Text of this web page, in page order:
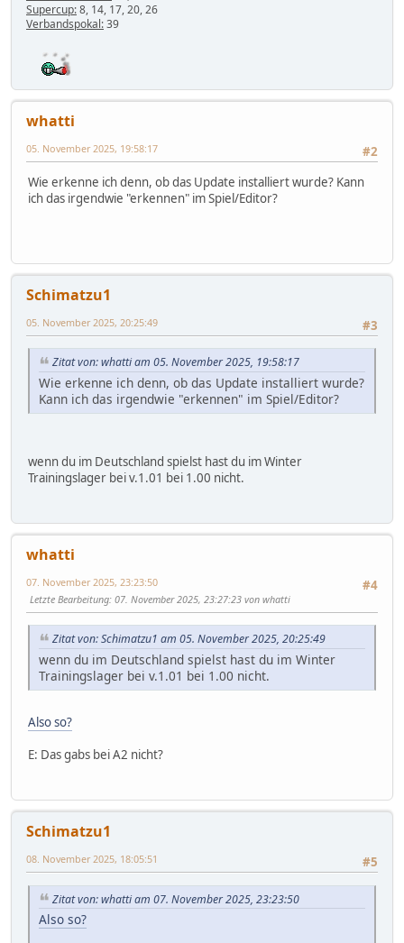
Supercup:8, 14, 17, 20, 26
Verbandspokal:39
whatti
#2
05. November 2025, 19:58:17
Wie erkenne ich denn, ob das Update installiert wurde? Kann
ich das irgendwie "erkennen" im Spiel/Editor?
Schimatzu1
#3
05. November 2025, 20:25:49
Zitat von: whatti am 05. November 2025, 19:58:17
Wie erkenne ich denn, ob das Update installiert wurde?
Kann ich das irgendwie "erkennen" im Spiel/Editor?
wenn du im Deutschland spielst hast du im Winter
Trainingslager bei v.1.01 bei 1.00 nicht.
whatti
#4
07. November 2025, 23:23:50
Letzte Bearbeitung: 07. November 2025, 23:27:23 von whatti
Zitat von: Schimatzu1 am 05. November 2025, 20:25:49
wenn du im Deutschland spielst hast du im Winter
Trainingslager bei v.1.01 bei 1.00 nicht.
Also so?
E: Das gabs bei A2 nicht?
Schimatzu1
#5
08. November 2025, 18:05:51
Zitat von: whatti am 07. November 2025, 23:23:50
Also so?